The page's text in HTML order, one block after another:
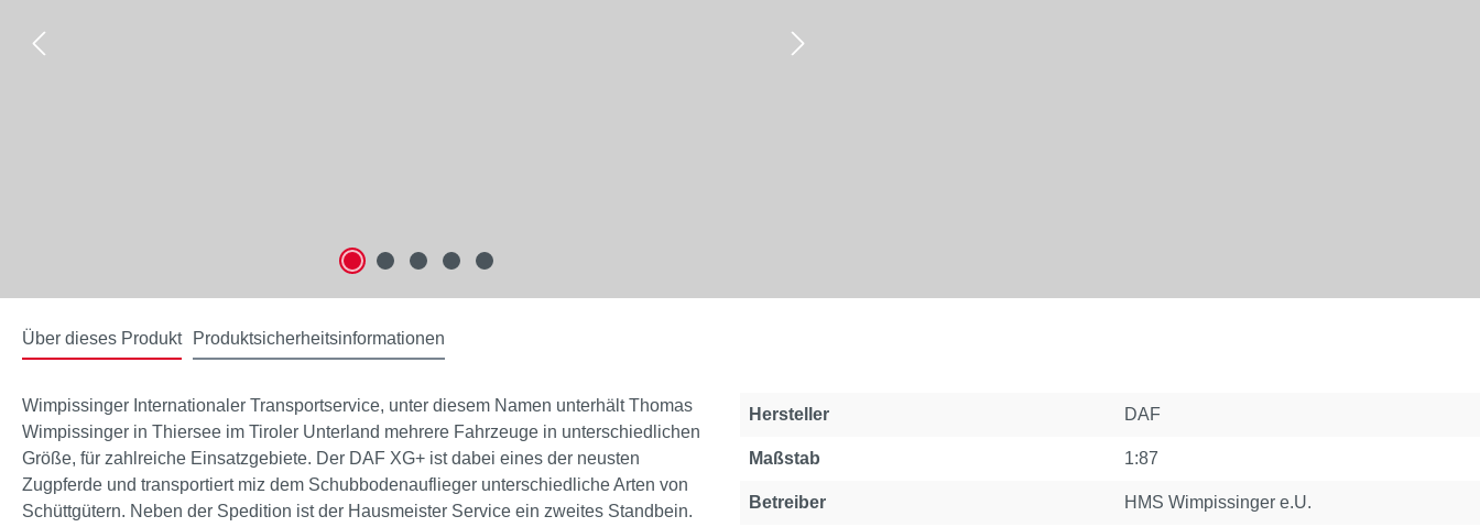
Über dieses Produkt Produktsicherheitsinformationen
Wimpissinger Internationaler Transportservice, unter diesem Namen unterhält Thomas
Wimpissinger in Thiersee im Tiroler Unterland mehrere Fahrzeuge in unterschiedlichen
Größe, für zahlreiche Einsatzgebiete. Der DAF XG+ ist dabei eines der neusten
Zugpferde und transportiert miz dem Schubbodenauflieger unterschiedliche Arten von
Schüttgütern. Neben der Spedition ist der Hausmeister Service ein zweites Standbein.
Hersteller DAF
Maßstab 1:87
Betreiber HMS Wimpissinger e.U.